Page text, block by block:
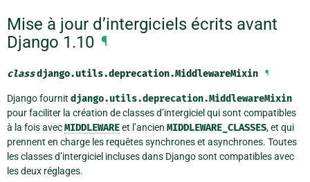
Mise à jour d’intergiciels écrits avant
Django 1.10 ¶
classdjango.utils.deprecation.MiddlewareMixin ¶
Django fournit django.utils.deprecation.MiddlewareMixin
pour faciliter la création de classes d’intergiciel qui sont compatibles
à la fois avecMIDDLEWAREet l’ancien MIDDLEWARE_CLASSES, et qui
prennent en charge les requêtes synchrones et asynchrones. Toutes
les classes d’intergiciel incluses dans Django sont compatibles avec
les deux réglages.